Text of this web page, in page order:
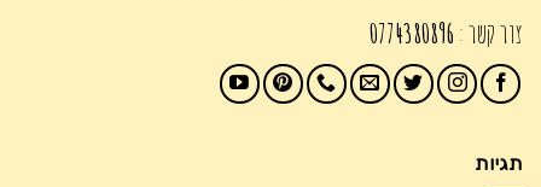
צור קשר : 0774380896
תגיות